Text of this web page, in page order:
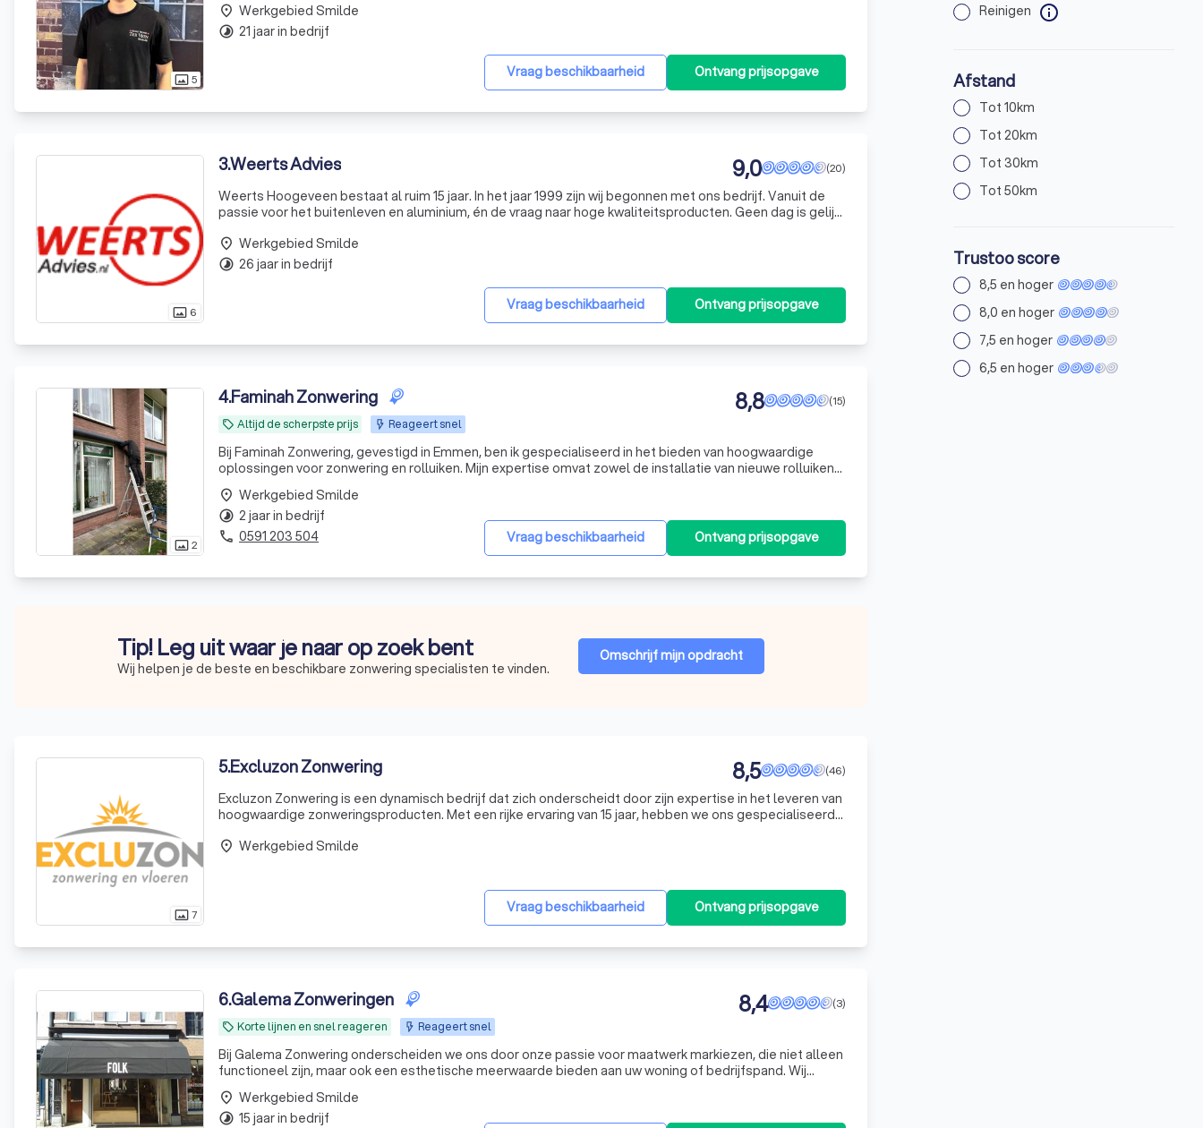
photo_size_select_actual5 Vraag beschikbaarheid Ontvang prijsopgave
place Werkgebied Smilde
timelapse 21 jaar in bedrijf
photo_size_select_actual 6
3.Weerts Advies (20)
9,0
Weerts Hoogeveen bestaat al ruim 15 jaar. In het jaar 1999 zijn wij begonnen met ons bedrijf. Vanuit de
passie voor het buitenleven en aluminium, én de vraag naar hoge kwaliteitsproducten. Geen dag is gelijk,
Vraag beschikbaarheid Ontvang prijsopgave
place Werkgebied Smilde
timelapse 26 jaar in bedrijf
photo_size_select_actual2
4.Faminah Zonwering
local_offer Altijd de scherpste prijs Reageert snel
(15)
8,8
Bij Faminah Zonwering, gevestigd in Emmen, ben ik gespecialiseerd in het bieden van hoogwaardige
oplossingen voor zonwering en rolluiken. Mijn expertise omvat zowel de installatie van nieuwe rolluiken
als de reparatie van bestaande systemen. Ik begrijp hoe belangrijk het is voor u om te genieten van
Vraag beschikbaarheid Ontvang prijsopgave
place Werkgebied Smilde
timelapse 2 jaar in bedrijf
phone 0591 203 504
Tip! Leg uit waar je naar op zoek bent
Wij helpen je de beste en beschikbare zonwering specialisten te vinden.
Omschrijf mijn opdracht
photo_size_select_actual7
5.Excluzon Zonwering (46)
8,5
Excluzon Zonwering is een dynamisch bedrijf dat zich onderscheidt door zijn expertise in het leveren van
hoogwaardige zonweringsproducten. Met een rijke ervaring van 15 jaar, hebben we ons gespecialiseerd
Vraag beschikbaarheid Ontvang prijsopgave
place Werkgebied Smilde
6.Galema Zonweringen
local_offer Korte lijnen en snel reageren Reageert snel
(3)
8,4
Bij Galema Zonwering onderscheiden we ons door onze passie voor maatwerk markiezen, die niet alleen
functioneel zijn, maar ook een esthetische meerwaarde bieden aan uw woning of bedrijfspand. Wij
geloven dat elk project uniek is en besteden daarom bijzondere aandacht aan detail en afwerking. Met
hoo
place Werkgebied Smilde
timelapse 15 jaar in bedrijf
Reinigen info
Afstand
Tot 10km
Tot 20km
Tot 30km
Tot 50km
Trustoo score
8,5 en hoger
8,0 en hoger
7,5 en hoger
6,5 en hoger